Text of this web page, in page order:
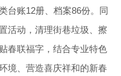
台账12册、档案86份。同
活动，清理街巷垃圾、擦
春联福字，结合专业特色
境、营造喜庆祥和的新春